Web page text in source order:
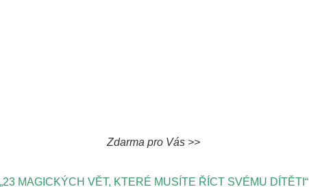
Zdarma pro Vás >>
„23 MAGICKÝCH VĚT, KTERÉ MUSÍTE ŘÍCT SVÉMU DÍTĚTI“